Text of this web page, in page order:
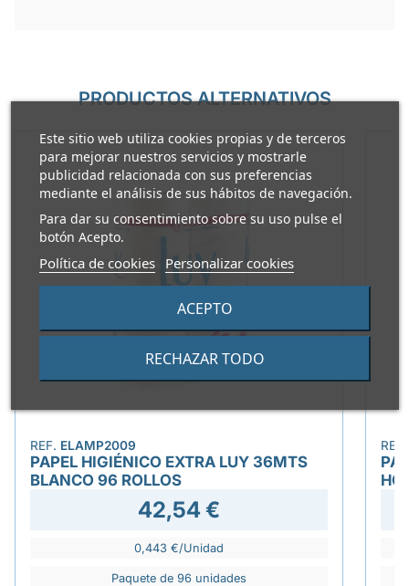
Este sitio web utiliza cookies propias y de terceros
para mejorar nuestros servicios y mostrarle
publicidad relacionada con sus preferencias
mediante el análisis de sus hábitos de navegación.
Para dar su consentimiento sobre su uso pulse el
botón Acepto.
Política de cookies Personalizar cookies
RECHAZAR TODO
ACEPTO
PRODUCTOS ALTERNATIVOS
REF. ELAMP2009
PAPEL HIGIÉNICO EXTRA LUY 36MTS
BLANCO 96 ROLLOS
42,54 €
0,443 €/Unidad
Paquete de 96 unidades